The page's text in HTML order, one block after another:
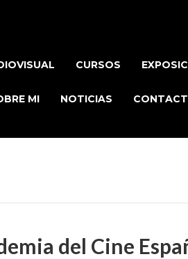
CURSOS
MI NOTICIAS
del Cine